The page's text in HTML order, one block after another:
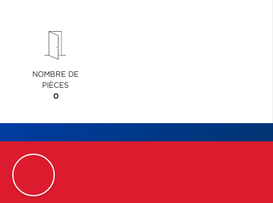
NOMBRE DE
PIÈCES
0